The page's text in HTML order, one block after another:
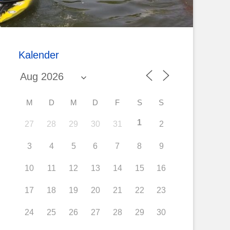
Kalender
M D M D F S S
27 28 29 30 31 1 2
3 4 5 6 7 8 9
10 11 12 13 14 15 16
17 18 19 20 21 22 23
24 25 26 27 28 29 30